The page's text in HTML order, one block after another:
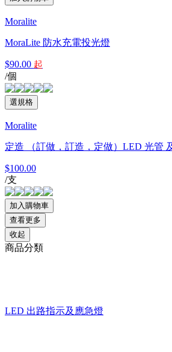
Moralite
MoraLite 防水充電投光燈
$90.00 起
/個
Moralite
定造 （訂做，訂造，定做）LED 光管
$100.00
/支
查看更多
收起
商品分類
LED 出路指示及應急燈